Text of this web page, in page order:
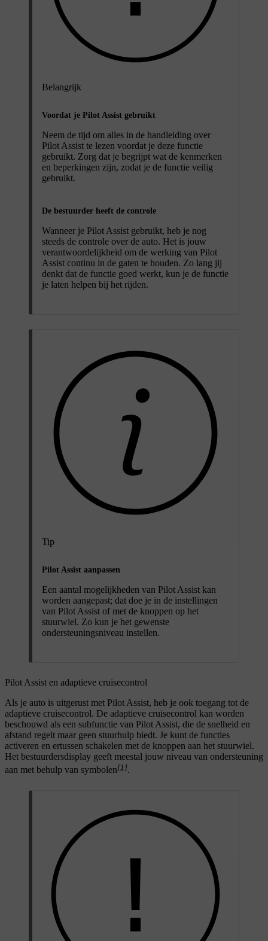
Belangrijk
Voordat je Pilot Assist gebruikt
Neem de tijd om alles in de handleiding over
Pilot Assist te lezen voordat je deze functie
gebruikt. Zorg dat je begrijpt wat de kenmerken
en beperkingen zijn, zodat je de functie veilig
gebruikt.
De bestuurder heeft de controle
Wanneer je Pilot Assist gebruikt, heb je nog
steeds de controle over de auto. Het is jouw
verantwoordelijkheid om de werking van Pilot
Assist continu in de gaten te houden. Zo lang jij
denkt dat de functie goed werkt, kun je de functie
je laten helpen bij het rijden.
Tip
Pilot Assist aanpassen
Een aantal mogelijkheden van Pilot Assist kan
worden aangepast; dat doe je in de instellingen
van Pilot Assist of met de knoppen op het
stuurwiel. Zo kun je het gewenste
ondersteuningsniveau instellen.
Pilot Assist en adaptieve cruisecontrol
Als je auto is uitgerust met Pilot Assist, heb je ook toegang tot de
adaptieve cruisecontrol. De adaptieve cruisecontrol kan worden
beschouwd als een subfunctie van Pilot Assist, die de snelheid en
afstand regelt maar geen stuurhulp biedt. Je kunt de functies
activeren en ertussen schakelen met de knoppen aan het stuurwiel.
Het bestuurdersdisplay geeft meestal jouw niveau van ondersteuning
aan met behulp van symbolen[1].